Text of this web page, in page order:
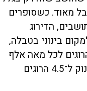
מאוד. כשסופרים
הדירוג
בינוני בטבלה,
גם שם המגמה שלילית: מ־3.6 הרוגים לכל מאה אלף
ישראלים בשנים 2023-2022, חל זינוק ל־4.5 הרוגים